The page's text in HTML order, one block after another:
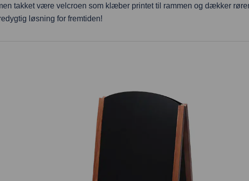
takket være velcroen som klæber printet til rammen og dækker
løsning for fremtiden!